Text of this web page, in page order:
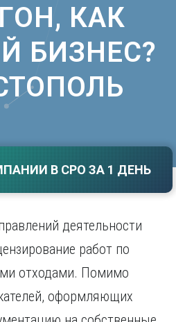
Самара
Саранск
Саратов
Севастополь
Симферополь
Ставрополь
Т
Тамбов
Тольятти
Тула
Тюмень
У
Улан-Удэ
КАК
БИЗНЕС?
В СРО ЗА 1 ДЕНЬ
деятельности
работ по
отходами. Помимо
оформляющих